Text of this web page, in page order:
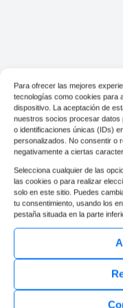
Para ofrecer las mejores
tecnologías como cookies para
dispositivo. La aceptación de
nuestros socios procesar datos
o identificaciones únicas (IDs)
personalizados. No consentir o
negativamente a ciertas
Selecciona cualquier de las
las cookies o para realizar
solo en este sitio. Puedes
tu consentimiento, usando los
pestaña situada en la parte